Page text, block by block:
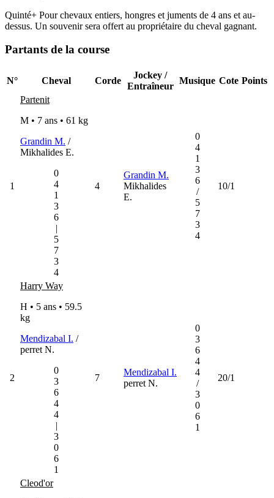
Quinté+ Pour chevaux entiers, hongres et juments de 4 ans et au-
dessus. Un souvenir sera offert au propriétaire du cheval gagnant.
Partants de la course
N° Cheval Corde
Jockey /
Entraîneur
Musique Cote Points
1
Partenit
M • 7 ans • 61 kg
Grandin M. /
Mikhalides E.
0
4
1
3
6
|
5
7
3
4
4
Grandin M.
Mikhalides
E.
0
4
1
3
6
/
5
7
3
4
10/1
2
Harry Way
H • 5 ans • 59.5
kg
Mendizabal I. /
perret N.
0
3
6
4
4
|
3
0
6
1
7
Mendizabal I.
perret N.
0
3
6
4
4
/
3
0
6
1
20/1
Cleod'or